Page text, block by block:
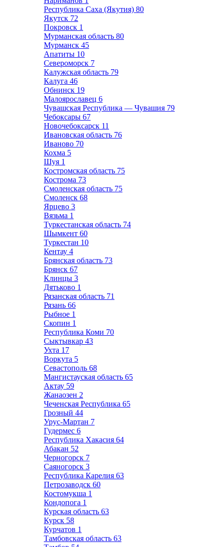
Республика Саха (Якутия) 80
Якутск 72
Покровск 1
Мурманская область 80
Мурманск 45
Апатиты 10
Североморск 7
Калужская область 79
Калуга 46
Обнинск 19
Малоярославец 6
Чувашская Республика — Чувашия 79
Чебоксары 67
Новочебоксарск 11
Ивановская область 76
Иваново 70
Кохма 5
Шуя 1
Костромская область 75
Кострома 73
Смоленская область 75
Смоленск 68
Ярцево 3
Вязьма 1
Туркестанская область 74
Шымкент 60
Туркестан 10
Кентау 4
Брянская область 73
Брянск 67
Клинцы 3
Дятьково 1
Рязанская область 71
Рязань 66
Рыбное 1
Скопин 1
Республика Коми 70
Сыктывкар 43
Ухта 17
Воркута 5
Севастополь 68
Мангистауская область 65
Актау 59
Жанаозен 2
Чеченская Республика 65
Грозный 44
Урус-Мартан 7
Гудермес 6
Республика Хакасия 64
Абакан 52
Черногорск 7
Саяногорск 3
Республика Карелия 63
Петрозаводск 60
Костомукша 1
Кондопога 1
Курская область 63
Курск 58
Курчатов 1
Тамбовская область 63